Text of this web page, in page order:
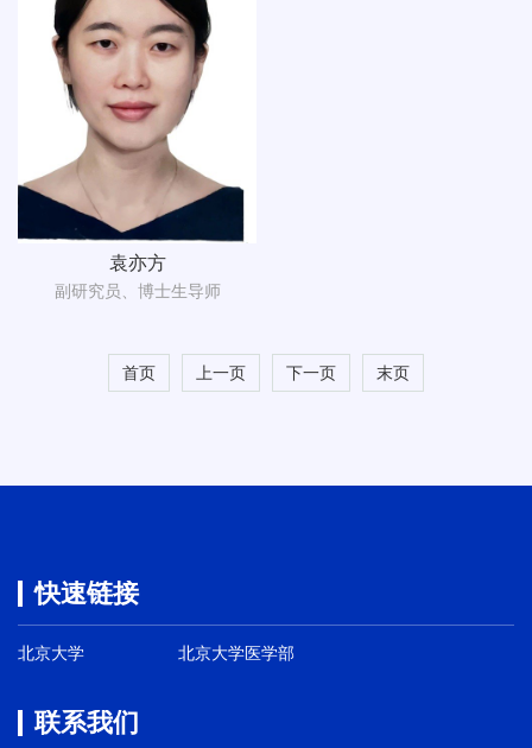
袁亦方
副研究员、博士生导师
首页 上一页 下一页 末页
快速链接
北京大学 北京大学医学部
联系我们